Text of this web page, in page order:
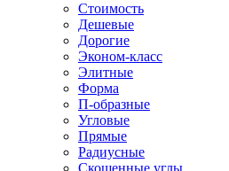
Стоимость
Дешевые
Дорогие
Эконом-класс
Элитные
Форма
П-образные
Угловые
Прямые
Радиусные
Скошенные углы